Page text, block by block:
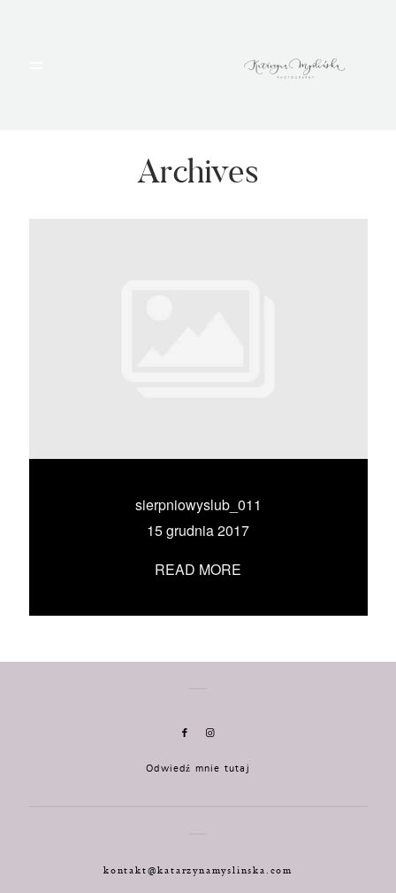
Archives
sierpniowyslub_011
15 grudnia 2017
READ MORE
PORTFOLIO
UMÓW SIĘ ZE MNĄ →
Odwiedź mnie tutaj
kontakt@katarzynamyslinska.com